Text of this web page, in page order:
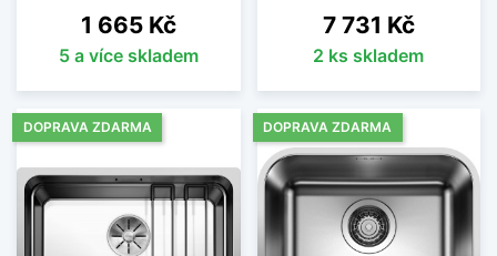
Cena
1 665 Kč
5 a více skladem
Cena
7 731 Kč
2 ks skladem
DOPRAVA ZDARMA DOPRAVA ZDARMA